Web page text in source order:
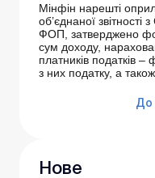
Мінфін нарешті
об’єднаної
ФОП, затверджено
сум доходу,
платників податків –
з них податку, а
До
Нове